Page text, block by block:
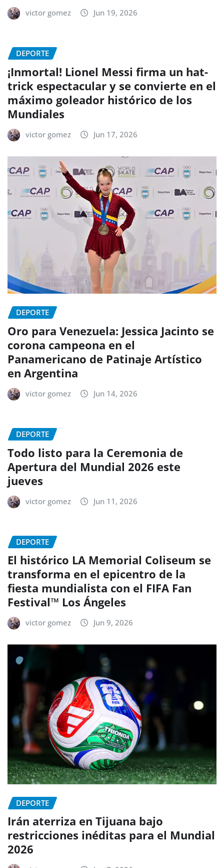
victor gomez Jun 19, 2026
DEPORTE
¡Inmortal! Lionel Messi firma un hat-
trick espectacular y se convierte en el
máximo goleador histórico de los
Mundiales
victor gomez Jun 17, 2026
DEPORTE
Oro para Venezuela: Jessica Jacinto se
corona campeona en el
Panamericano de Patinaje Artístico
en Argentina
victor gomez Jun 14, 2026
DEPORTE
Todo listo para la Ceremonia de
Apertura del Mundial 2026 este
jueves
victor gomez Jun 11, 2026
DEPORTE
El histórico LA Memorial Coliseum se
transforma en el epicentro de la
fiesta mundialista con el FIFA Fan
Festival™ Los Ángeles
victor gomez Jun 9, 2026
DEPORTE
Irán aterriza en Tijuana bajo
restricciones inéditas para el Mundial
2026